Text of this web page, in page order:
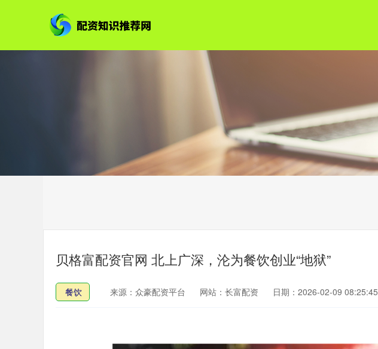
贝格富配资官网 北上广深，沦为餐饮创业“地狱”
餐饮 来源：众豪配资平台 网站：长富配资 日期：2026-02-09 08:25:45